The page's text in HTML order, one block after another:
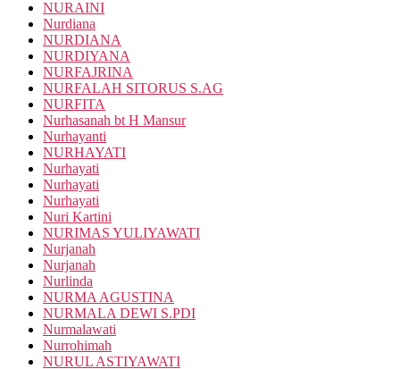
NURAINI
Nurdiana
NURDIANA
NURDIYANA
NURFAJRINA
NURFALAH SITORUS S.AG
NURFITA
Nurhasanah bt H Mansur
Nurhayanti
NURHAYATI
Nurhayati
Nurhayati
Nurhayati
Nuri Kartini
NURIMAS YULIYAWATI
Nurjanah
Nurjanah
Nurlinda
NURMA AGUSTINA
NURMALA DEWI S.PDI
Nurmalawati
Nurrohimah
NURUL ASTIYAWATI